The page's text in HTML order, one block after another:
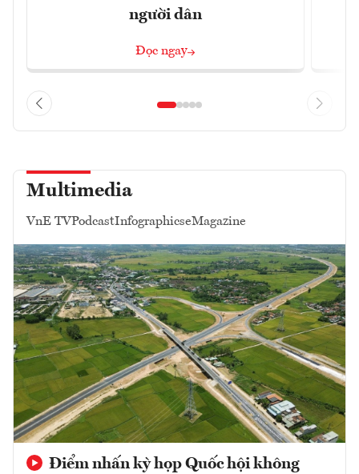
người dân
Đọc ngay
Multimedia
VnE TVPodcastInfographicseMagazine
Điểm nhấn kỳ họp Quốc hội không